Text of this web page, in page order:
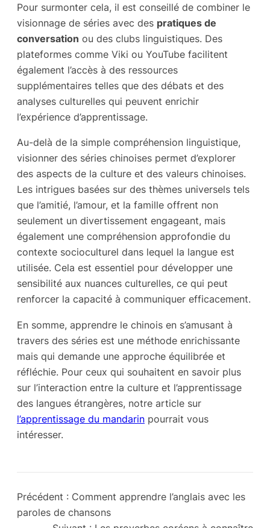
Pour surmonter cela, il est conseillé de combiner le
visionnage de séries avec des pratiques de
conversation ou des clubs linguistiques. Des
plateformes comme Viki ou YouTube facilitent
également l’accès à des ressources
supplémentaires telles que des débats et des
analyses culturelles qui peuvent enrichir
l’expérience d’apprentissage.
Au-delà de la simple compréhension linguistique,
visionner des séries chinoises permet d’explorer
des aspects de la culture et des valeurs chinoises.
Les intrigues basées sur des thèmes universels tels
que l’amitié, l’amour, et la famille offrent non
seulement un divertissement engageant, mais
également une compréhension approfondie du
contexte socioculturel dans lequel la langue est
utilisée. Cela est essentiel pour développer une
sensibilité aux nuances culturelles, ce qui peut
renforcer la capacité à communiquer efficacement.
En somme, apprendre le chinois en s’amusant à
travers des séries est une méthode enrichissante
mais qui demande une approche équilibrée et
réfléchie. Pour ceux qui souhaitent en savoir plus
sur l’interaction entre la culture et l’apprentissage
des langues étrangères, notre article sur
l’apprentissage du mandarin pourrait vous
intéresser.
Précédent : Comment apprendre l’anglais avec les
paroles de chansons